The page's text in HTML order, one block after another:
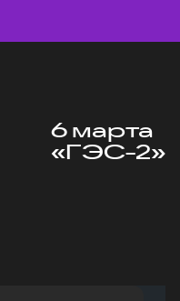
6 марта
«ГЭС-2»